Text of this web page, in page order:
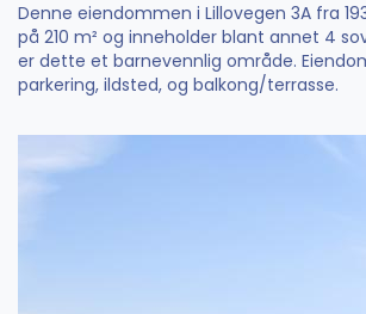
Denne eiendommen i Lillovegen 3A fra
på 210 m² og inneholder blant annet 4
er dette et barnevennlig område.
parkering, ildsted, og balkong/terrasse.